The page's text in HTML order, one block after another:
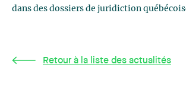
dans des dossiers de juridiction
Retour à la liste des actualités